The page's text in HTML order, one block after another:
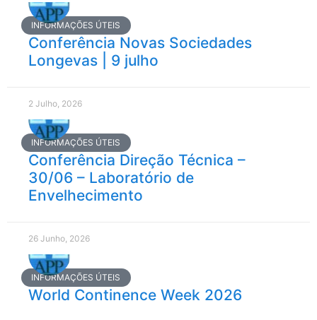
INFORMAÇÕES ÚTEIS
Conferência Novas Sociedades
Longevas | 9 julho
2 Julho, 2026
INFORMAÇÕES ÚTEIS
Conferência Direção Técnica –
30/06 – Laboratório de
Envelhecimento
26 Junho, 2026
INFORMAÇÕES ÚTEIS
World Continence Week 2026